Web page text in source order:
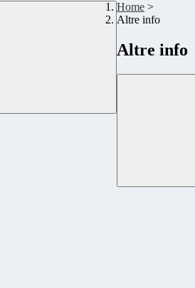
Home >
Altre info
Altre info